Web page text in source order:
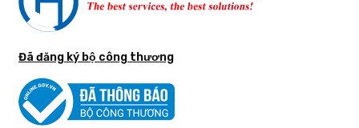
Đã đăng ký bộ công thương